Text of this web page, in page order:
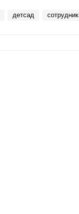
детсад сотрудник